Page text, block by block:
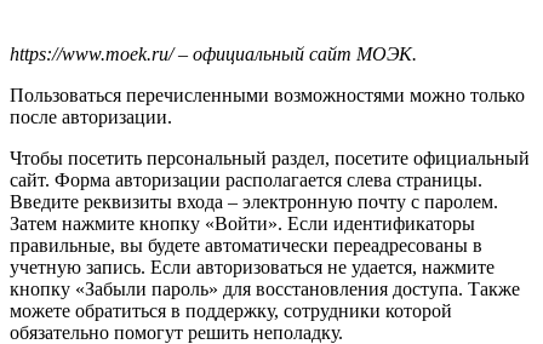
https://www.moek.ru/ – официальный сайт МОЭК.
Пользоваться перечисленными возможностями можно только
после авторизации.
Чтобы посетить персональный раздел, посетите официальный
сайт. Форма авторизации располагается слева страницы.
Введите реквизиты входа – электронную почту с паролем.
Затем нажмите кнопку «Войти». Если идентификаторы
правильные, вы будете автоматически переадресованы в
учетную запись. Если авторизоваться не удается, нажмите
кнопку «Забыли пароль» для восстановления доступа. Также
можете обратиться в поддержку, сотрудники которой
обязательно помогут решить неполадку.